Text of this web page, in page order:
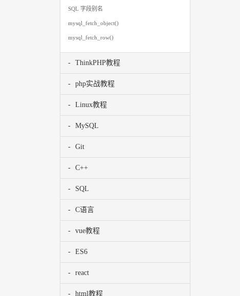
SQL 字段别名
mysql_fetch_object()
mysql_fetch_row()
ThinkPHP教程
php实战教程
Linux教程
MySQL
Git
C++
SQL
C语言
vue教程
ES6
react
html教程